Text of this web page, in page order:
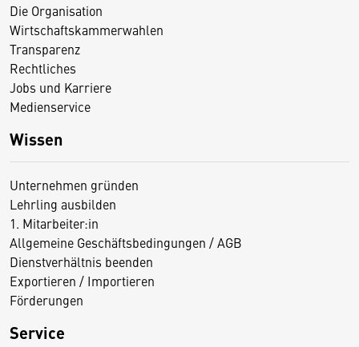
Die Organisation
Wirtschaftskammerwahlen
Transparenz
Rechtliches
Jobs und Karriere
Medienservice
Wissen
Unternehmen gründen
Lehrling ausbilden
1. Mitarbeiter:in
Allgemeine Geschäftsbedingungen / AGB
Dienstverhältnis beenden
Exportieren / Importieren
Förderungen
Service